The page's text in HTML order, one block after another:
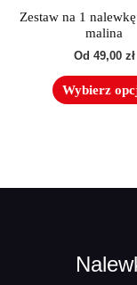
Zestaw na 1
malina
Od 49,00 zł
Wybierz